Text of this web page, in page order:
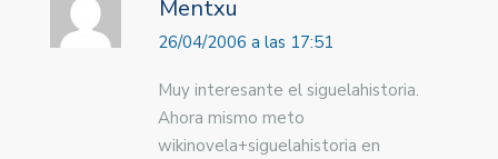
Mentxu
26/04/2006 a las 17:51
Muy interesante el siguelahistoria.
Ahora mismo meto
wikinovela+siguelahistoria en